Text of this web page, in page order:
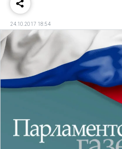
24.10.2017 18:54